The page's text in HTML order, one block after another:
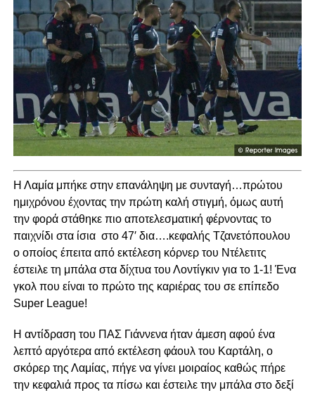
Η Λαμία μπήκε στην επανάληψη με συνταγή…πρώτου
ημιχρόνου έχοντας την πρώτη καλή στιγμή, όμως αυτή
την φορά στάθηκε πιο αποτελεσματική φέρνοντας το
παιχνίδι στα ίσια στο 47′ δια….κεφαλής Τζανετόπουλου
ο οποίος έπειτα από εκτέλεση κόρνερ του Ντέλετιτς
έστειλε τη μπάλα στα δίχτυα του Λοντίγκιν για το 1-1! Ένα
γκολ που είναι το πρώτο της καριέρας του σε επίπεδο
Super League!
Η αντίδραση του ΠΑΣ Γιάννενα ήταν άμεση αφού ένα
λεπτό αργότερα από εκτέλεση φάουλ του Καρτάλη, ο
σκόρερ της Λαμίας, πήγε να γίνει μοιραίος καθώς πήρε
την κεφαλιά προς τα πίσω και έστειλε την μπάλα στο δεξί